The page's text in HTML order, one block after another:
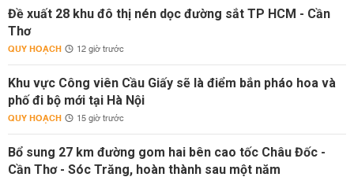
Đề xuất 28 khu đô thị nén dọc đường sắt TP HCM - Cần
Thơ
QUY HOẠCH 12 giờ trước
Khu vực Công viên Cầu Giấy sẽ là điểm bắn pháo hoa và
phố đi bộ mới tại Hà Nội
QUY HOẠCH 15 giờ trước
Bổ sung 27 km đường gom hai bên cao tốc Châu Đốc -
Cần Thơ - Sóc Trăng, hoàn thành sau một năm